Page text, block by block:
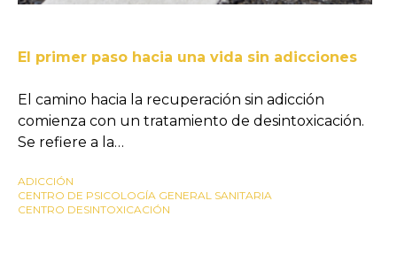
El primer paso hacia una vida sin adicciones
El camino hacia la recuperación sin adicción
comienza con un tratamiento de desintoxicación.
Se refiere a la…
ADICCIÓN
CENTRO DE PSICOLOGÍA GENERAL SANITARIA
CENTRO DESINTOXICACIÓN